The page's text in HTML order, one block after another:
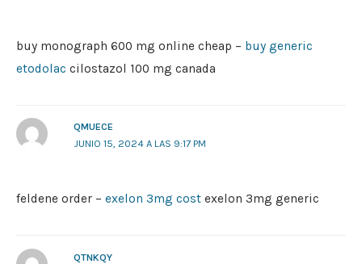
buy monograph 600 mg online cheap – buy generic
etodolac cilostazol 100 mg canada
QMUECE
JUNIO 15, 2024 A LAS 9:17 PM
feldene order – exelon 3mg cost exelon 3mg generic
QTNKQY